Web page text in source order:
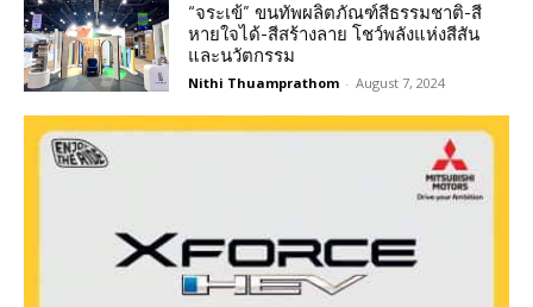
“จระเข้” ขนทัพผลิตภัณฑ์สีธรรมชาติ-สี
หายใจได้-สีสร้างลาย โชว์พลังแห่งสีสัน
และนวัตกรรม
Nithi Thuamprathom - August 7, 2024